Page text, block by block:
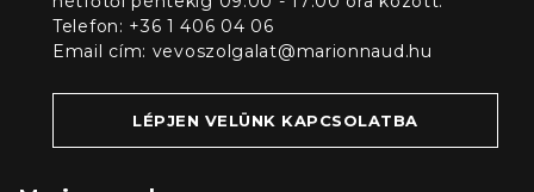
Telefon: +36 1 406 04 06
Email cím: vevoszolgalat@marionnaud.hu
LÉPJEN VELÜNK KAPCSOLATBA